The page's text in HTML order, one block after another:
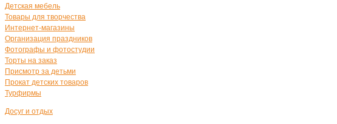
Детская мебель
Товары для творчества
Интернет-магазины
Организация праздников
Фотографы и фотостудии
Торты на заказ
Присмотр за детьми
Прокат детских товаров
Турфирмы
Досуг и отдых